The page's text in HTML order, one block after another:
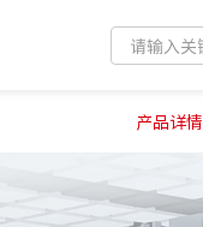
产品详情